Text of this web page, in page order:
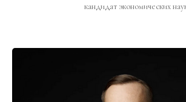
кандидат экономических